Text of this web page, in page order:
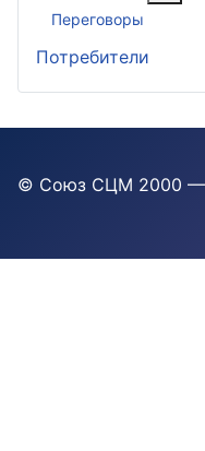
Переговоры
Потребители
© Союз СЦМ 2000 —